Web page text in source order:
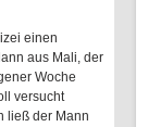
einen
aus Mali, der
Woche
versucht
ließ der Mann